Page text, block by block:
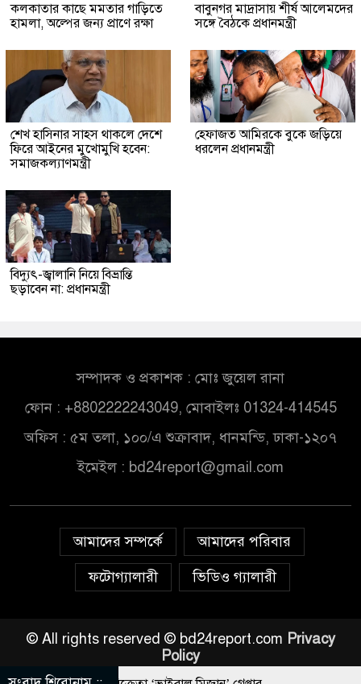
কলকাতার কাছে মমতার গাড়িতে
হামলা, অল্পের জন্য প্রাণে রক্ষা
বাবুনগর মাদ্রাসায় শীর্ষ আলেমদের
সঙ্গে বৈঠকে প্রধানমন্ত্রী
শেখ হাসিনার সাহস থাকলে দেশে
ফিরে আইনের মুখোমুখি হবেন:
সমাজকল্যাণমন্ত্রী
হেফাজত আমিরকে বুকে জড়িয়ে
ধরলেন প্রধানমন্ত্রী
বিদ্যুৎ-জ্বালানি নিয়ে বিভ্রান্তি
ছড়াবেন না: প্রধানমন্ত্রী
সম্পাদক ও প্রকাশক : মোঃ জুয়েল রানা
ফোন : +8802222243049, মোবাইলঃ 01324-414545
অফিস : ৫ম তলা, ১০০/এ শুক্রাবাদ, ধানমন্ডি, ঢাকা-১২০৭
ইমেইল : bd24report@gmail.com
আমাদের সম্পর্কে
আমাদের পরিবার
ফটোগ্যালারী
ভিডিও গ্যালারী
© All rights reserved © bd24report.com Privacy
Policy